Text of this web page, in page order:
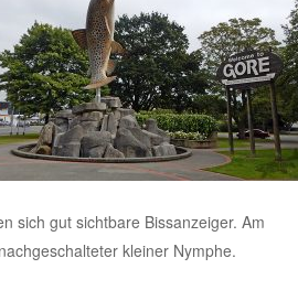
sich gut sichtbare Bissanzeiger. Am
kleiner Nymphe.